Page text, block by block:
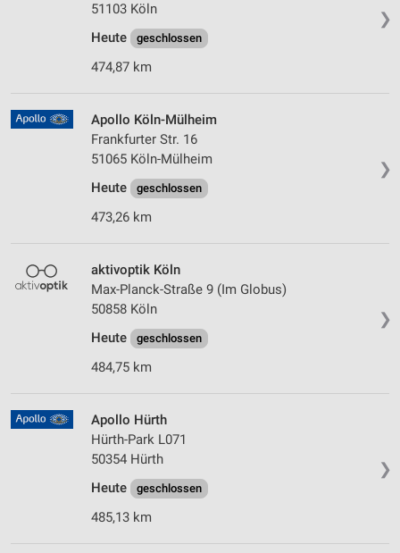
❯
51103 Köln
Heute
geschlossen
474,87 km
❯
Apollo Köln-Mülheim
Frankfurter Str. 16
51065 Köln-Mülheim
Heute
geschlossen
473,26 km
❯
aktivoptik Köln
Max-Planck-Straße 9 (Im Globus)
50858 Köln
Heute
geschlossen
484,75 km
❯
Apollo Hürth
Hürth-Park L071
50354 Hürth
Heute
geschlossen
485,13 km